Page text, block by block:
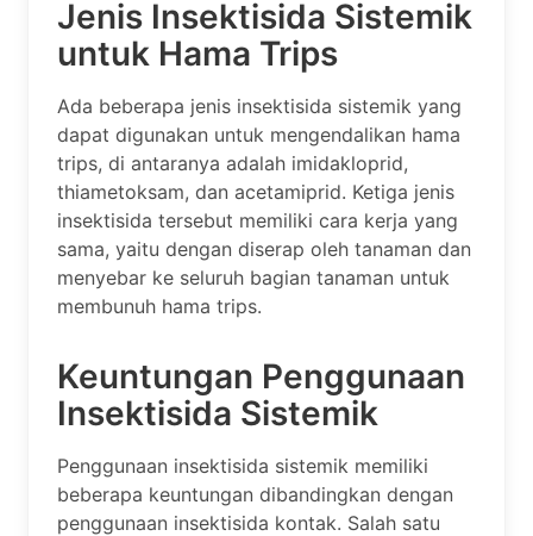
Jenis Insektisida Sistemik
untuk Hama Trips
Ada beberapa jenis insektisida sistemik yang
dapat digunakan untuk mengendalikan hama
trips, di antaranya adalah imidakloprid,
thiametoksam, dan acetamiprid. Ketiga jenis
insektisida tersebut memiliki cara kerja yang
sama, yaitu dengan diserap oleh tanaman dan
menyebar ke seluruh bagian tanaman untuk
membunuh hama trips.
Keuntungan Penggunaan
Insektisida Sistemik
Penggunaan insektisida sistemik memiliki
beberapa keuntungan dibandingkan dengan
penggunaan insektisida kontak. Salah satu